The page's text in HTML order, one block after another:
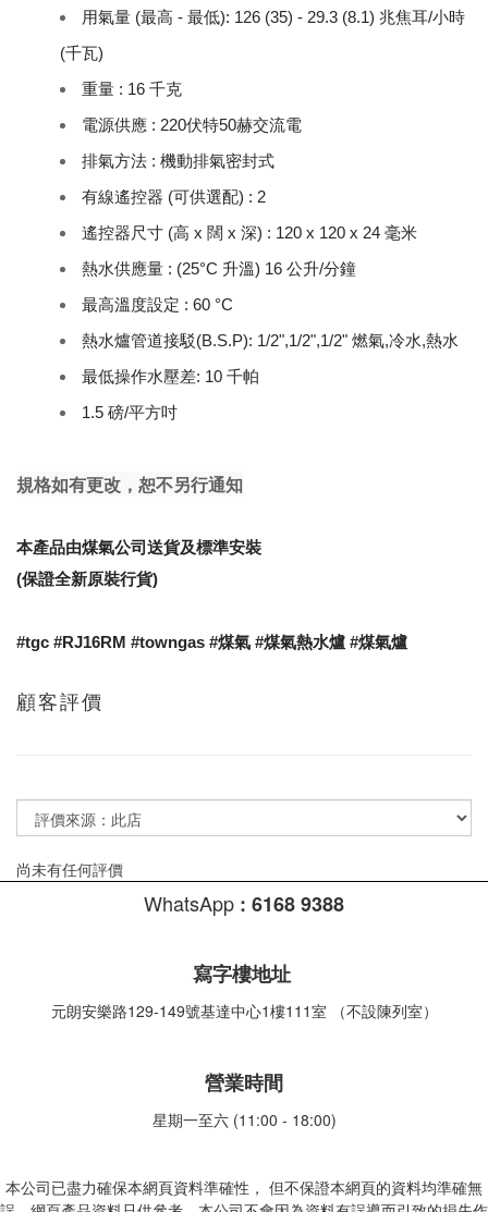
用氣量 (最高 - 最低): 126 (35) - 29.3 (8.1) 兆焦耳/小時
(千瓦)
重量 : 16 千克
電源供應 : 220伏特50赫交流電
排氣方法 : 機動排氣密封式
有線遙控器 (可供選配) : 2
遙控器尺寸 (高 x 闊 x 深) : 120 x 120 x 24 毫米
熱水供應量 : (25°C 升溫) 16 公升/分鐘
最高溫度設定 : 60 °C
熱水爐管道接駁(B.S.P): 1/2",1/2",1/2" 燃氣,冷水,熱水
最低操作水壓差: 10 千帕
1.5 磅/平方吋
規格如有更改，恕不另行通知
本產品由煤氣公司送貨及標準安裝
(保證全新原裝行貨)
#tgc #RJ16RM #towngas #煤氣 #煤氣熱水爐 #煤氣爐
顧客評價
尚未有任何評價
WhatsApp : 6168 9388
寫字樓地址
元朗安樂路129-149號基達中心1樓111室 （不設陳列室）
營業時間
星期一至六 (11:00 - 18:00)
本公司已盡力確保本網頁資料準確性， 但不保證本網頁的資料均準確無